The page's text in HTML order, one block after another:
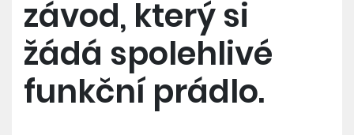
závod, který si
žádá spolehlivé
funkční prádlo.